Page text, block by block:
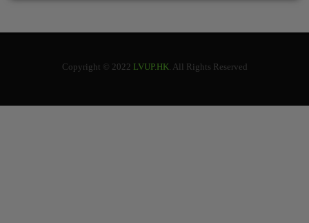
Copyright © 2022 LVUP.HK. All Rights Reserved